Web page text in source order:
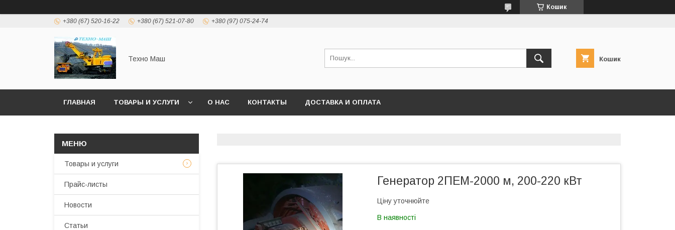
Кошик
+380 (67) 520-16-22 +380 (67) 521-07-80 +380 (97) 075-24-74
Техно Маш Кошик
ГЛАВНАЯ ТОВАРЫ И УСЛУГИ О НАС КОНТАКТЫ ДОСТАВКА И ОПЛАТА
Генератор 2ПЕМ-2000 м, 200-220 кВт
Ціну уточнюйте
В наявності
Товары и услуги
Прайс-листы
Новости
Статьи